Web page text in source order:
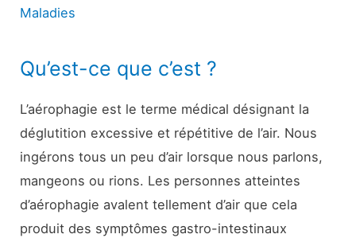
Maladies
Qu’est-ce que c’est ?
L’aérophagie est le terme médical désignant la
déglutition excessive et répétitive de l’air. Nous
ingérons tous un peu d’air lorsque nous parlons,
mangeons ou rions. Les personnes atteintes
d’aérophagie avalent tellement d’air que cela
produit des symptômes gastro-intestinaux